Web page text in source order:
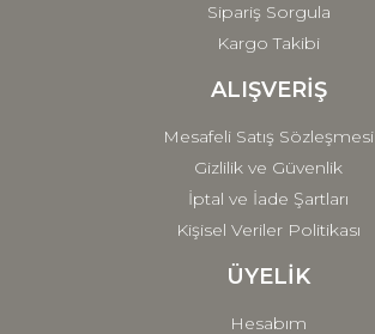
Gönder
Sipariş Sorgula
Kargo Takibi
ALIŞVERİŞ
Mesafeli Satış Sözleşmesi
Gizlilik ve Güvenlik
İptal ve İade Şartları
Kişisel Veriler Politikası
ÜYELİK
Hesabım